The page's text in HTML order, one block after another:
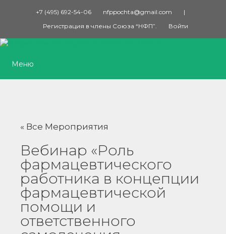
содержимому
+7 (495) 692-54-06 nfppochta@gmail.com
|
Регистрация в члены Союза “НФП”.
Войти
Меню
« Все Мероприятия
Вебинар «Роль
фармацевтического
работника в концепции
фармацевтической
помощи и
ответственного